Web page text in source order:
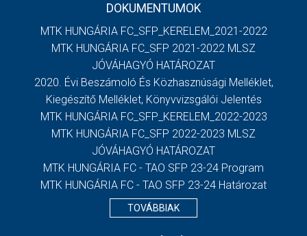
DOKUMENTUMOK
MTK HUNGÁRIA FC_SFP_KERELEM_2021-2022
MTK HUNGÁRIA FC_SFP 2021-2022 MLSZ
JÓVÁHAGYÓ HATÁROZAT
2020. Évi Beszámoló És Közhasznúsági Melléklet,
Kiegészítő Melléklet, Könyvvizsgálói Jelentés
MTK HUNGÁRIA FC_SFP_KERELEM_2022-2023
MTK HUNGÁRIA FC_SFP 2022-2023 MLSZ
JÓVÁHAGYÓ HATÁROZAT
MTK HUNGÁRIA FC - TAO SFP 23-24 Program
MTK HUNGÁRIA FC - TAO SFP 23-24 Határozat
TOVÁBBIAK